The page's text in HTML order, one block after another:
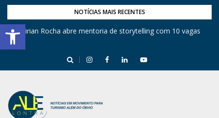
Barra de Ferramentas Aberta
NOTÍCIAS MAIS RECENTES
Mirian Rocha abre mentoria de storytelling com 10 vagas